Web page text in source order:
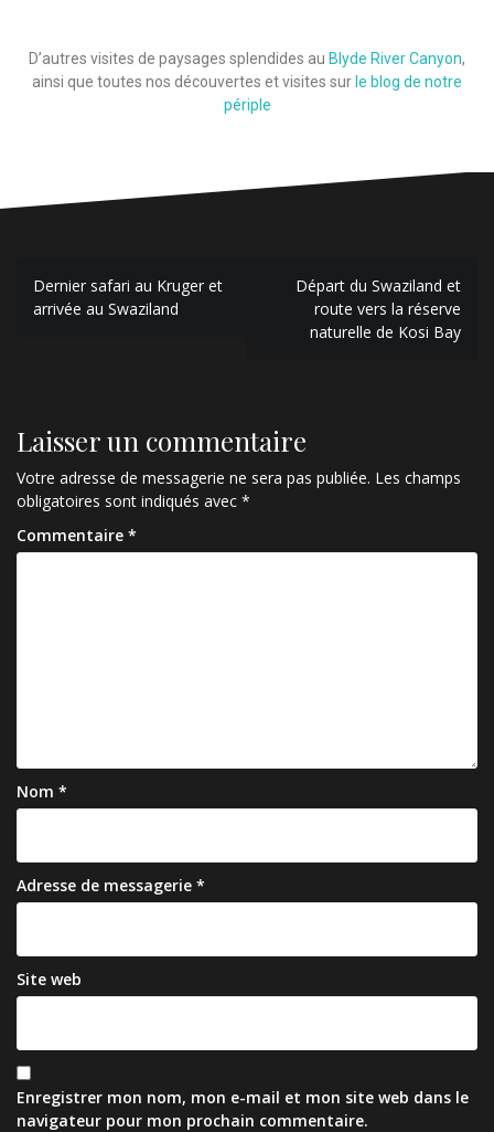
D’autres visites de paysages splendides au Blyde River Canyon,
ainsi que toutes nos découvertes et visites sur le blog de notre
périple
Dernier safari au Kruger et
arrivée au Swaziland
Départ du Swaziland et
route vers la réserve
naturelle de Kosi Bay
Laisser un commentaire
Votre adresse de messagerie ne sera pas publiée. Les champs
obligatoires sont indiqués avec *
Commentaire *
Nom *
Adresse de messagerie *
Site web
Enregistrer mon nom, mon e-mail et mon site web dans le
navigateur pour mon prochain commentaire.